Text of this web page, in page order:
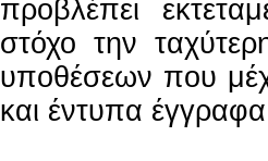
προβλέπει
στόχο την
υποθέσεων που
και έντυπα